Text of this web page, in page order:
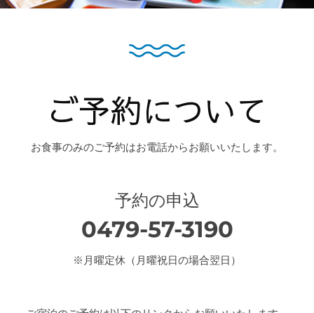
ご予約について
お食事のみのご予約はお電話からお願いいたします。
予約の申込
0479-57-3190
※月曜定休（月曜祝日の場合翌日）